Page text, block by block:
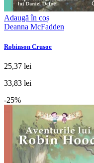
Adaugă în coș
Deanna McFadden
Robinson Crusoe
25,37 lei
33,83 lei
-25%